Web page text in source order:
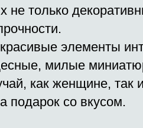
только
элементы
милые
как женщине, так
подарок со вкусом.